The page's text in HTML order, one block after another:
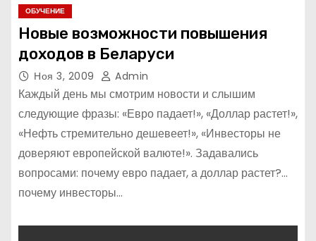
ОБУЧЕНИЕ
Новые возможности повышения
доходов в Беларуси
Ноя 3, 2009 Admin
Каждый день мы смотрим новости и слышим
следующие фразы: «Евро падает!», «Доллар растет!»,
«Нефть стремительно дешевеет!», «Инвесторы не
доверяют европейской валюте!». Задавались
вопросами: почему евро падает, а доллар растет?…
почему инвесторы…